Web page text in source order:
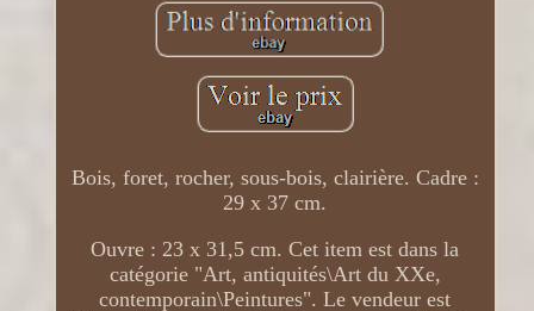
Bois, foret, rocher, sous-bois, clairière. Cadre :
29 x 37 cm.
Ouvre : 23 x 31,5 cm. Cet item est dans la
catégorie "Art, antiquités\Art du XXe,
contemporain\Peintures". Le vendeur est